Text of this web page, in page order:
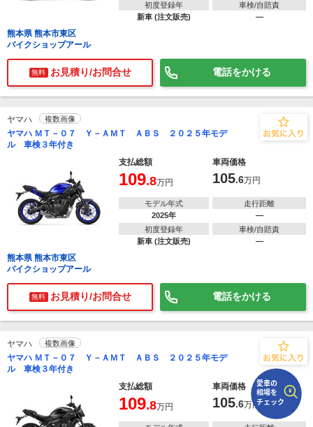
初度登録年
新車 (注文販売)
車検/自賠責
―
熊本県 熊本市東区
バイクショップアール
無料 お見積り/お問合せ 電話をかける
ヤマハ 複数画像
ヤマハ ＭＴ－０７ Ｙ－ＡＭＴ ＡＢＳ ２０２５年モデ
ル 車検３年付き
支払総額
車両価格
109.8万円 105.6万円
モデル年式
2025年
走行距離
―
初度登録年
新車 (注文販売)
車検/自賠責
―
熊本県 熊本市東区
バイクショップアール
無料 お見積り/お問合せ 電話をかける
ヤマハ 複数画像
ヤマハ ＭＴ－０７ Ｙ－ＡＭＴ ＡＢＳ ２０２５年モデ
ル 車検３年付き
支払総額
車両価格
109.8万円 105.6万円
車種選択するだけ、かんたん相場検索
まずはメーカーを選択する
走行距離(任意)